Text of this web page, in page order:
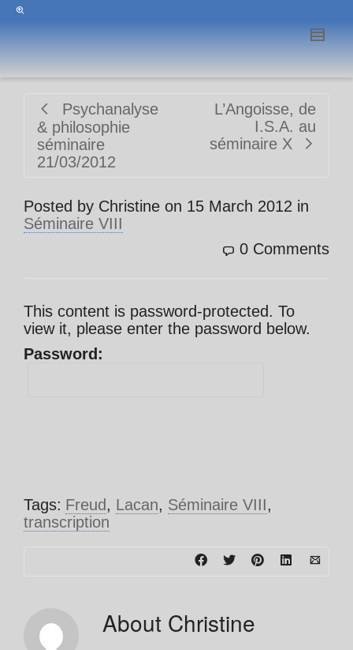
Psychanalyse
& philosophie
séminaire
21/03/2012
L’Angoisse, de
I.S.A. au
séminaire X
Posted by Christine on 15 March 2012 in
Séminaire VIII
0 Comments
This content is password-protected. To
view it, please enter the password below.
Password:
Tags: Freud, Lacan, Séminaire VIII,
transcription
About Christine